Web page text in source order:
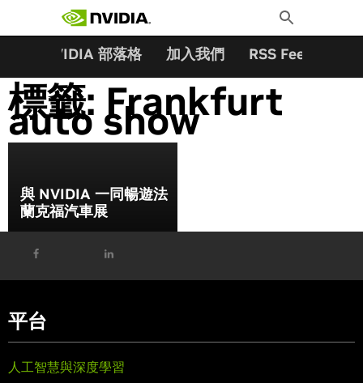
Toggle
Search
NVIDIA 部落格 加入我們 RSS Feeds
標籤: Frankfurt
auto show
與 NVIDIA 一同暢遊法
蘭克福汽車展
平台
人工智慧與深度學習